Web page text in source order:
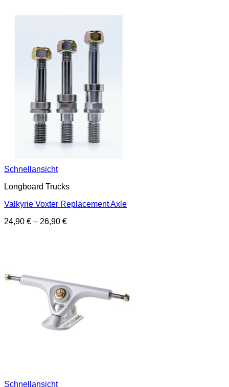
Schnellansicht
Longboard Trucks
Valkyrie Voxter Replacement Axle
24,90 € – 26,90 €
Schnellansicht